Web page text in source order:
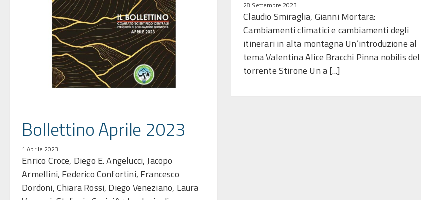
28 Settembre 2023
Claudio Smiraglia, Gianni Mortara:
Cambiamenti climatici e cambiamenti degli
itinerari in alta montagna Un’introduzione al
tema Valentina Alice Bracchi Pinna nobilis del
torrente Stirone Un a [...]
Bollettino Aprile 2023
1 Aprile 2023
Enrico Croce, Diego E. Angelucci, Jacopo
Armellini, Federico Confortini, Francesco
Dordoni, Chiara Rossi, Diego Veneziano, Laura